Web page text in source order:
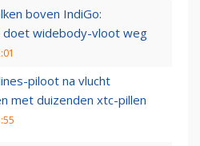
boven IndiGo:
widebody-vloot weg
piloot na vlucht
met duizenden xtc-pillen